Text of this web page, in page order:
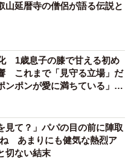
延暦寺の僧侶が語る伝説と
1歳息子の膝で甘える初め
これまで「見守る立場」だ
ポンが愛に満ちている」
見て？」パパの目の前に陣取
あまりにも健気な熱烈ア
切ない結末